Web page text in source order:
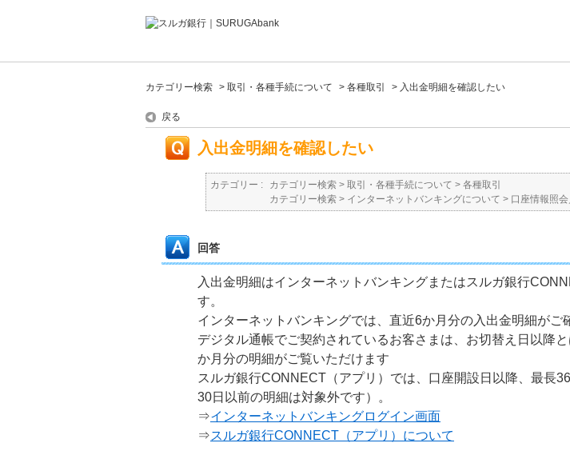
カテゴリー検索 > 取引・各種手続について > 各種取引 > 入出金明細を確認したい
戻る
入出金明細を確認したい
カテゴリー : カテゴリー検索 > 取引・各種手続について > 各種取引
カテゴリー検索 > インターネットバンキングについて > 口座情報照
回答
入出金明細はインターネットバンキングまたはスルガ銀行
す。
インターネットバンキングでは、直近6か月分の入出金明細がご
デジタル通帳でご契約されているお客さまは、お切替え日以降
か月分の明細がご覧いただけます
スルガ銀行CONNECT（アプリ）では、口座開設日以降、最長
30日以前の明細は対象外です）。
⇒インターネットバンキングログイン画面
⇒スルガ銀行CONNECT（アプリ）について